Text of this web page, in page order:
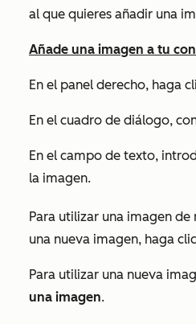
al que quieres añadir una
Añade una imagen a tu
En el panel derecho, haga
En el cuadro de diálogo,
En el campo de texto,
la imagen.
Para utilizar una imagen
una nueva imagen, haga
Para utilizar una nueva
una imagen.